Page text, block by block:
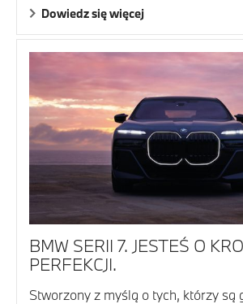
Dowiedz się więcej
BMW SERII 7. JESTEŚ O
PERFEKCJI.
Stworzony z myślą o tych, którzy są